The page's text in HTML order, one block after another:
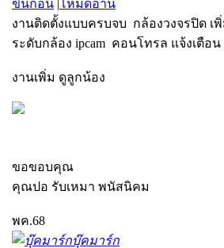
ขึ้นก่อน
โหมดอ่าน
งานติดตั้งแบบครบจบ กล้องวงจรปิด
ระดับกล้อง ipcam คอนโทรล แจ้งเตื
งานเพิ่ม ดูลูกน้อง
ขอขอบคุณ
คุณปอ รับเหมา พนัสนิคม
พค.68
บุ๊คมาร์ก